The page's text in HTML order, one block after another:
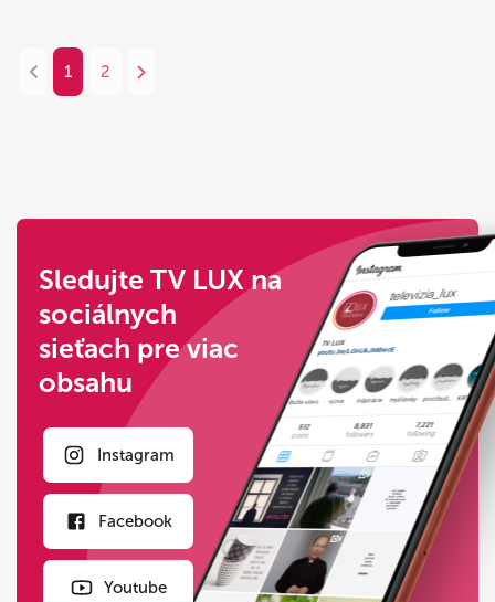
1 2
Sledujte TV LUX na
sociálnych
sieťach pre viac
obsahu
Instagram
Facebook
Youtube